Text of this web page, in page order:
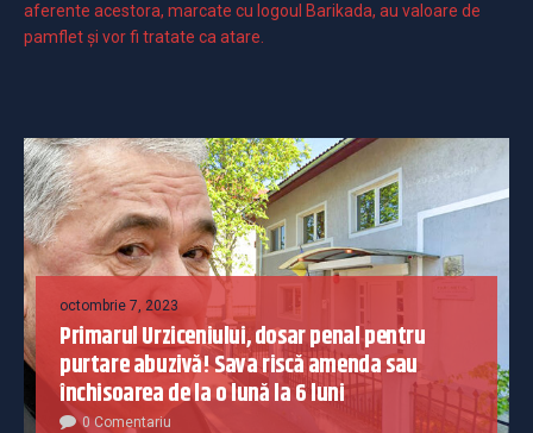
aferente acestora, marcate cu logoul Barikada, au valoare de
pamflet și vor fi tratate ca atare.
octombrie 7, 2023
Primarul Urziceniului, dosar penal pentru
purtare abuzivă! Sava riscă amenda sau
închisoarea de la o lună la 6 luni
0 Comentariu